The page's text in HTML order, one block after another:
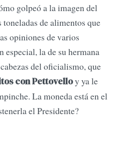
golpeó a la imagen del
de alimentos que
opiniones de varios
especial, la de su hermana
del oficialismo, que
con Pettovelloy ya le
La moneda está en el
el Presidente?